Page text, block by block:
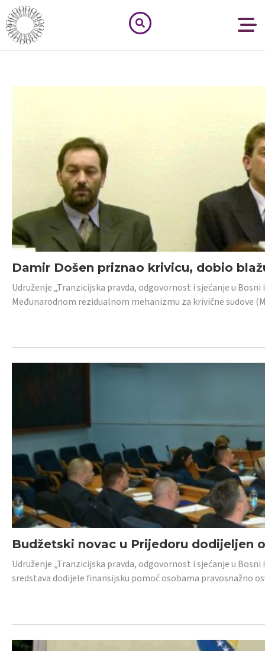
Damir Došen priznao krivicu, dobio
Udruženje „Tranzicijska pravda, odgovornost i sjećanje u
Međunarodnom rezidualnom mehanizmu za krivične sudove
Budžetski novac u Prijedoru dodijeljen
Udruženje „Tranzicijska pravda, odgovornost i sjećanje u
sredstava dodijele finansijsku pomoć osobama pravosnažno